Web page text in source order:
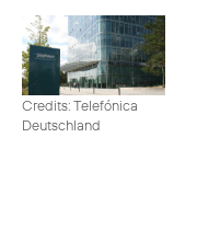
Credits: Telefónica
Deutschland